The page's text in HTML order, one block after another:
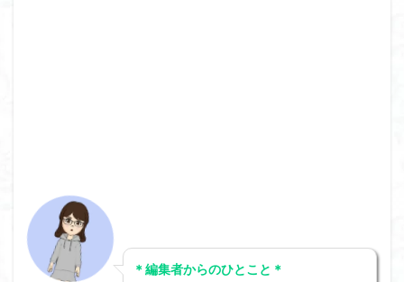
＊編集者からのひとこと＊